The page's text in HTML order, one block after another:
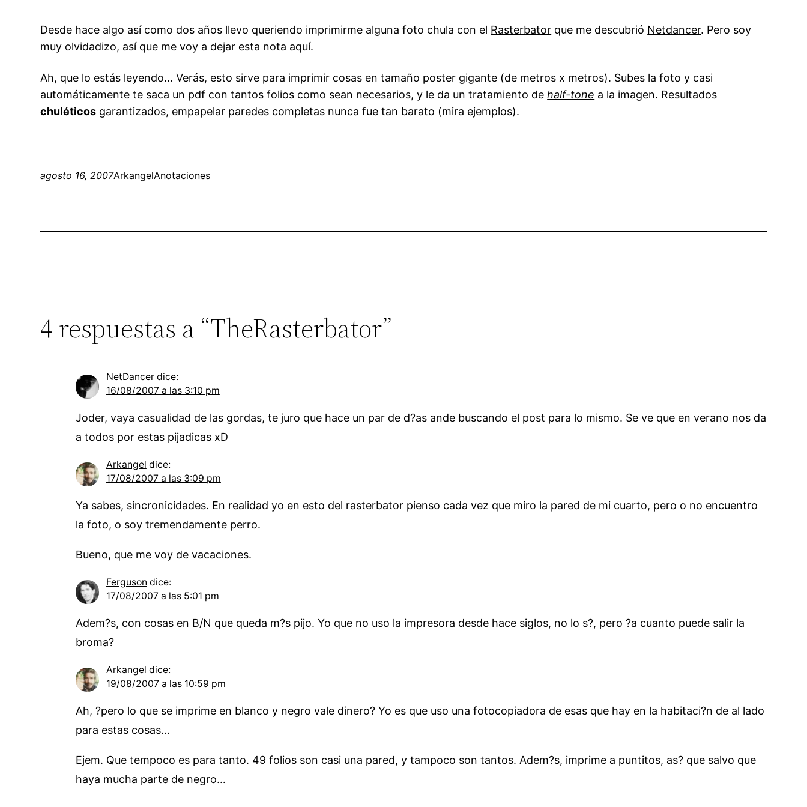
Desde hace algo así como dos años llevo queriendo imprimirme alguna foto chula con el Rasterbator que me descubrió Netdancer. Pero soy
muy olvidadizo, así que me voy a dejar esta nota aquí.
Ah, que lo estás leyendo… Verás, esto sirve para imprimir cosas en tamaño poster gigante (de metros x metros). Subes la foto y casi
automáticamente te saca un pdf con tantos folios como sean necesarios, y le da un tratamiento dehalf-tone a la imagen. Resultados
chuléticos garantizados, empapelar paredes completas nunca fue tan barato (mira ejemplos).
agosto 16, 2007ArkangelAnotaciones
4 respuestas a “TheRasterbator”
NetDancer dice:
16/08/2007 a las 3:10 pm
Joder, vaya casualidad de las gordas, te juro que hace un par de d?as ande buscando el post para lo mismo. Se ve que en verano nos da
a todos por estas pijadicas xD
Arkangel dice:
17/08/2007 a las 3:09 pm
Ya sabes, sincronicidades. En realidad yo en esto del rasterbator pienso cada vez que miro la pared de mi cuarto, pero o no encuentro
la foto, o soy tremendamente perro.
Bueno, que me voy de vacaciones.
Ferguson dice:
17/08/2007 a las 5:01 pm
Adem?s, con cosas en B/N que queda m?s pijo. Yo que no uso la impresora desde hace siglos, no lo s?, pero ?a cuanto puede salir la
broma?
Arkangel dice:
19/08/2007 a las 10:59 pm
Ah, ?pero lo que se imprime en blanco y negro vale dinero? Yo es que uso una fotocopiadora de esas que hay en la habitaci?n de al lado
para estas cosas…
Ejem. Que tempoco es para tanto. 49 folios son casi una pared, y tampoco son tantos. Adem?s, imprime a puntitos, as? que salvo que
haya mucha parte de negro…